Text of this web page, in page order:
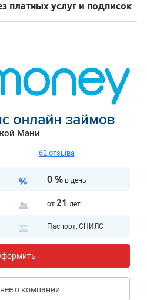
платных услуг и подписок
Мани
62 отзыва
0 %в день
от 21 лет
Паспорт, СНИЛС
о компании